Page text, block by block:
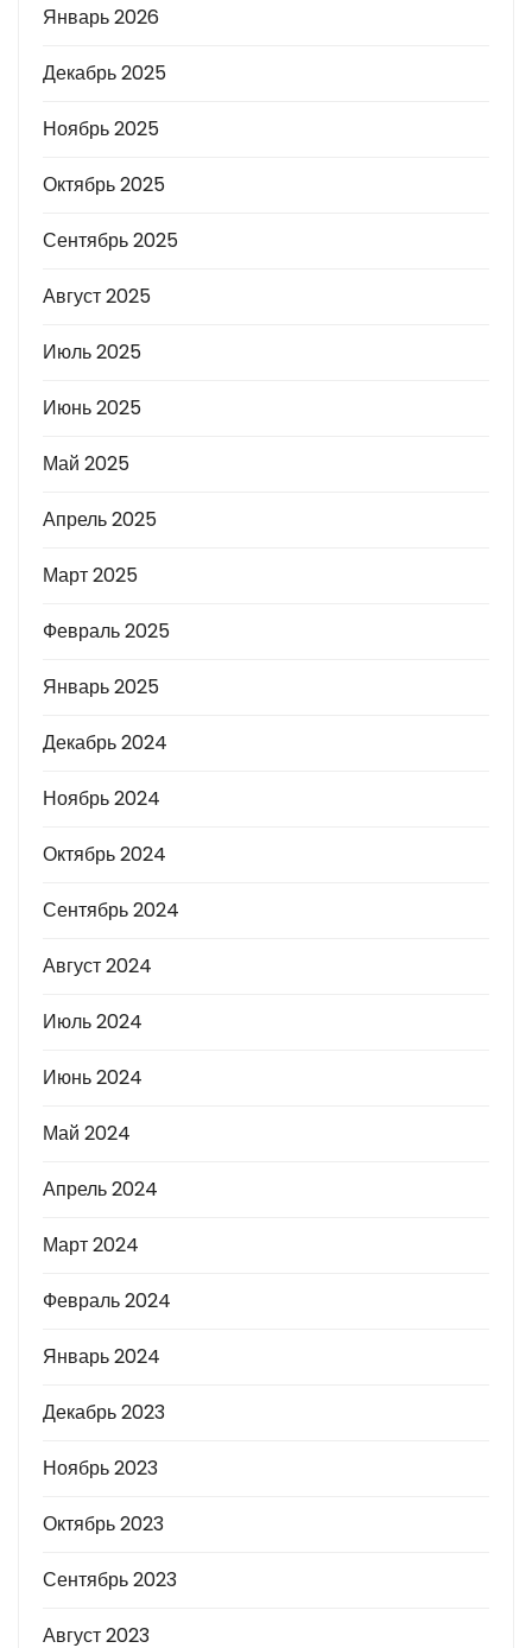
Январь 2026
Декабрь 2025
Ноябрь 2025
Октябрь 2025
Сентябрь 2025
Август 2025
Июль 2025
Июнь 2025
Май 2025
Апрель 2025
Март 2025
Февраль 2025
Январь 2025
Декабрь 2024
Ноябрь 2024
Октябрь 2024
Сентябрь 2024
Август 2024
Июль 2024
Июнь 2024
Май 2024
Апрель 2024
Март 2024
Февраль 2024
Январь 2024
Декабрь 2023
Ноябрь 2023
Октябрь 2023
Сентябрь 2023
Август 2023